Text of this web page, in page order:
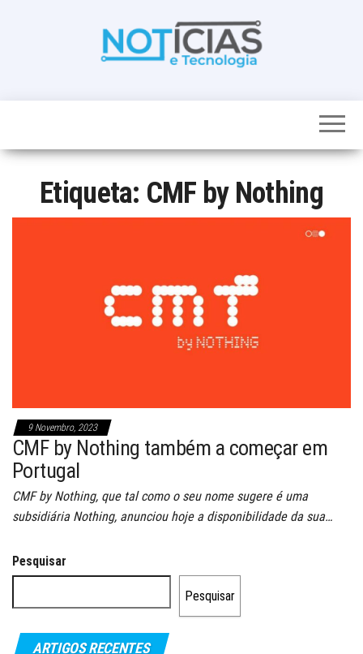
noticias de
num só lugar
Etiqueta: CMF by Nothing
9 Novembro, 2023
CMF by Nothing também a começar em
Portugal
CMF by Nothing, que tal como o seu nome sugere é uma
subsidiária Nothing, anunciou hoje a disponibilidade da sua…
Pesquisar
Pesquisar
ARTIGOS RECENTES